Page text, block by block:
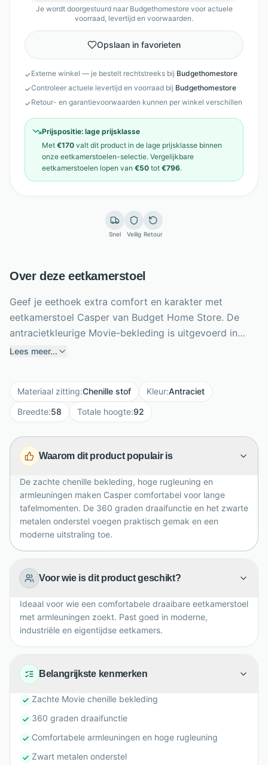
Je wordt doorgestuurd naar Budgethomestorevoor actuele
voorraad, levertijd en voorwaarden.
Opslaan in favorieten
✓Externe winkel — je bestelt rechtstreeks bij Budgethomestore
✓Controleer actuele levertijd en voorraad bij Budgethomestore
✓Retour- en garantievoorwaarden kunnen per winkel verschillen
Prijspositie: lage prijsklasse
Met €170 valt dit product in de lage prijsklasse binnen
onze eetkamerstoelen-selectie. Vergelijkbare
eetkamerstoelen lopen van €50 tot €796.
Snel Veilig Retour
Over deze eetkamerstoel
Geef je eethoek extra comfort en karakter met
eetkamerstoel Casper van Budget Home Store. De
antracietkleurige Movie-bekleding is uitgevoerd in
zacht chenille en voelt warm en uitnodigend aan. De
diners en gezellige avonden. Dankzij de handige 360
graden draaifunctie stap je gemakkelijk in en uit
onderstel geeft Casper een stoere, moderne basis.
Met een breedte van 58 cm, hoogte van 92 cm en
eetkamerstoel royaal zitcomfort met een eigentijdse
uitstraling voor dagelijks gebruik thuis.
Lees meer...
Materiaal zitting:Chenille stof Kleur:Antraciet
Breedte:58 Totale hoogte:92
Waarom dit product populair is
De zachte chenille bekleding, hoge rugleuning en
armleuningen maken Casper comfortabel voor lange
tafelmomenten. De 360 graden draaifunctie en het zwarte
metalen onderstel voegen praktisch gemak en een
moderne uitstraling toe.
Voor wie is dit product geschikt?
Ideaal voor wie een comfortabele draaibare eetkamerstoel
met armleuningen zoekt. Past goed in moderne,
industriële en eigentijdse eetkamers.
Belangrijkste kenmerken
Zachte Movie chenille bekleding
360 graden draaifunctie
Comfortabele armleuningen en hoge rugleuning
Zwart metalen onderstel